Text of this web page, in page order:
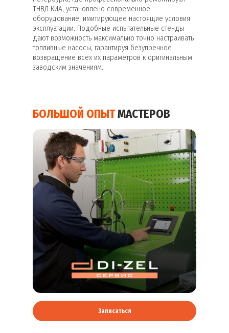
ТНВД КИА, установлено современное
оборудование, имитирующее настоящие условия
эксплуатации. Подобные испытательные стенды
дают возможность максимально точно настраивать
топливные насосы, гарантируя безупречное
возвращение всех их параметров к оригинальным
заводским значениям.
БОЛЬШОЙ ОПЫТМАСТЕРОВ
Записаться